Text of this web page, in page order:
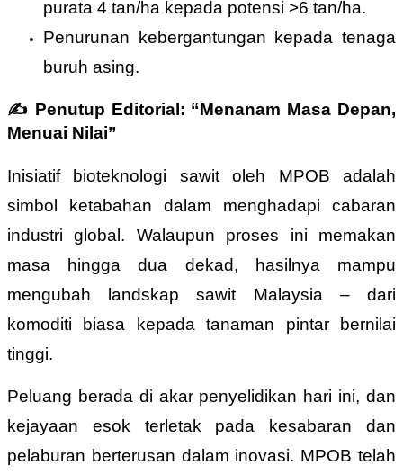
purata 4 tan/ha kepada potensi >6 tan/ha.
Penurunan kebergantungan kepada tenaga
buruh asing.
✍️ Penutup Editorial: “Menanam Masa Depan,
Menuai Nilai”
Inisiatif bioteknologi sawit oleh MPOB adalah
simbol ketabahan dalam menghadapi cabaran
industri global. Walaupun proses ini memakan
masa hingga dua dekad, hasilnya mampu
mengubah landskap sawit Malaysia – dari
komoditi biasa kepada tanaman pintar bernilai
tinggi.
Peluang berada di akar penyelidikan hari ini, dan
kejayaan esok terletak pada kesabaran dan
pelaburan berterusan dalam inovasi. MPOB telah